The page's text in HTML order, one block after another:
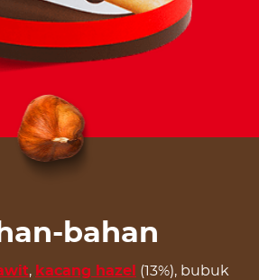
bahan
, kacang hazel
(13%), bubuk